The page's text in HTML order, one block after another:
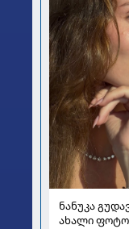
ნანუკა
ახალი